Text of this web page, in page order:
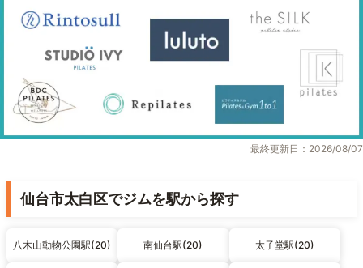
最終更新日：2026/08/07
仙台市太白区でジムを駅から探す
八木山動物公園駅(20) 南仙台駅(20) 太子堂駅(20)